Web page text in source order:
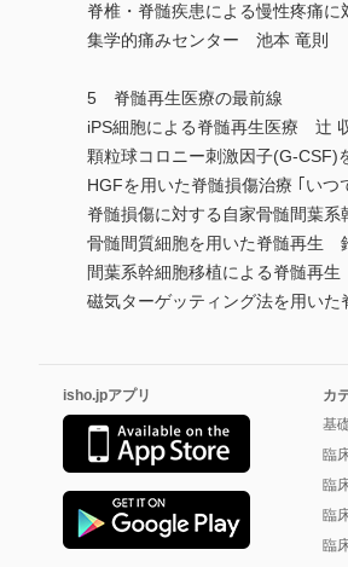
脊椎・脊髄疾患による慢性疼痛
集学的痛みセンター 池本 竜則
5 脊髄再生医療の最前線
iPS細胞による脊髄再生医療 辻
顆粒球コロニー刺激因子(G-
HGFを用いた脊髄損傷治療 ｢い
脊髄損傷に対する自家骨髄間葉
骨髄間質細胞を用いた脊髄再生
間葉系幹細胞移植による脊髄再
磁気ターゲッティング法を用い
isho.jpアプリ
カ
基
臨
臨
臨
臨